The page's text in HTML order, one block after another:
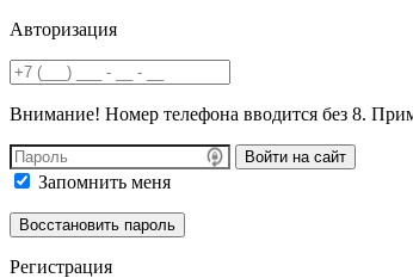
Авторизация
Внимание! Номер телефона вводится без 8.
Войти на сайт
Запомнить меня
Регистрация